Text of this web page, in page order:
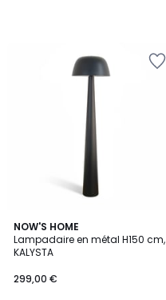
NOW'S HOME
Lampadaire en métal H150 cm,
KALYSTA
299,00 €